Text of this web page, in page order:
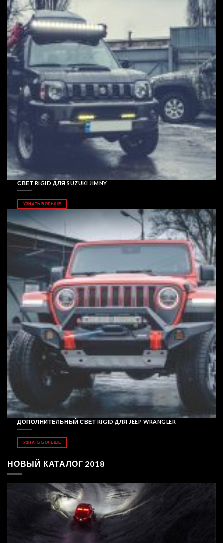
СВЕТ RIGID ДЛЯ SUZUKI JIMNY
УЗНАТЬ БОЛЬШЕ
ДОПОЛНИТЕЛЬНЫЙ СВЕТ RIGID ДЛЯ JEEP WRANGLER
УЗНАТЬ БОЛЬШЕ
НОВЫЙ КАТАЛОГ 2018